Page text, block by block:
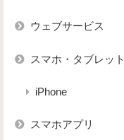
ウェブサービス
スマホ・タブレット
iPhone
スマホアプリ